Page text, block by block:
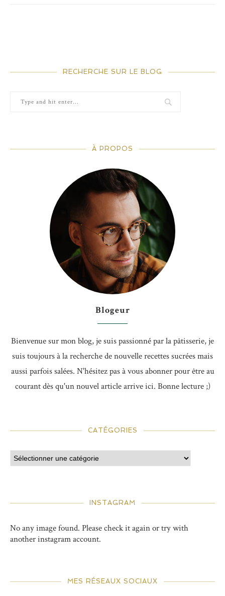
RECHERCHE SUR LE BLOG
À PROPOS
Blogeur
Bienvenue sur mon blog, je suis passionné par la pâtisserie, je
suis toujours à la recherche de nouvelle recettes sucrées mais
aussi parfois salées. N'hésitez pas à vous abonner pour être au
courant dès qu'un nouvel article arrive ici. Bonne lecture ;)
CATÉGORIES
INSTAGRAM
No any image found. Please check it again or try with
another instagram account.
MES RÉSEAUX SOCIAUX